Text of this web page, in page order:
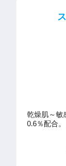
乾燥肌～敏
0.6％配合